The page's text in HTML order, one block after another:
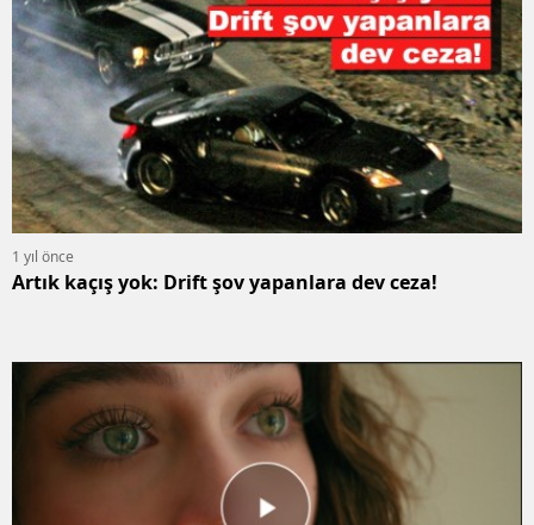
1 yıl önce
Artık kaçış yok: Drift şov yapanlara dev ceza!